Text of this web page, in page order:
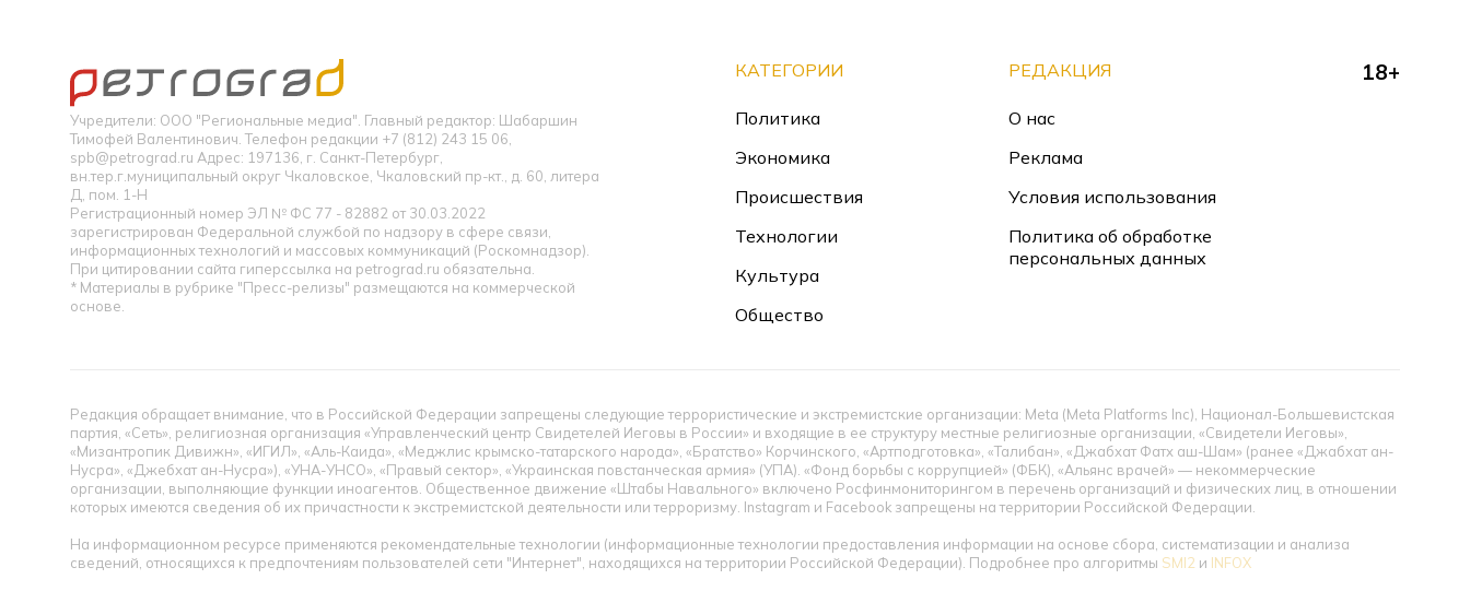
Учредители: ООО "Региональные медиа". Главный редактор: Шабаршин
Тимофей Валентинович. Телефон редакции +7 (812) 243 15 06,
spb@petrograd.ru Адрес: 197136, г. Санкт-Петербург,
вн.тер.г.муниципальный округ Чкаловское, Чкаловский пр-кт., д. 60, литера
Д, пом. 1-Н
Регистрационный номер ЭЛ № ФС 77 - 82882 от 30.03.2022
зарегистрирован Федеральной службой по надзору в сфере связи,
информационных технологий и массовых коммуникаций (Роскомнадзор).
При цитировании сайта гиперссылка на petrograd.ru обязательна.
* Материалы в рубрике "Пресс-релизы" размещаются на коммерческой
основе.
КАТЕГОРИИ
Политика
Экономика
Происшествия
Технологии
Культура
Общество
РЕДАКЦИЯ
О нас
Реклама
Условия использования
Политика об обработке
персональных данных
18+
Редакция обращает внимание, что в Российской Федерации запрещены следующие террористические и экстремистские организации: Meta (Meta Platforms Inc), Национал-Большевистская
партия, «Сеть», религиозная организация «Управленческий центр Свидетелей Иеговы в России» и входящие в ее структуру местные религиозные организации, «Свидетели Иеговы»,
«Мизантропик Дивижн», «ИГИЛ», «Аль-Каида», «Меджлис крымско-татарского народа», «Братство» Корчинского, «Артподготовка», «Талибан», «Джабхат Фатх аш-Шам» (ранее «Джабхат ан-
Нусра», «Джебхат ан-Нусра»), «УНА-УНСО», «Правый сектор», «Украинская повстанческая армия» (УПА). «Фонд борьбы с коррупцией» (ФБК), «Альянс врачей» — некоммерческие
организации, выполняющие функции иноагентов. Общественное движение «Штабы Навального» включено Росфинмониторингом в перечень организаций и физических лиц, в отношении
которых имеются сведения об их причастности к экстремистской деятельности или терроризму. Instagram и Facebook запрещены на территории Российской Федерации.
На информационном ресурсе применяются рекомендательные технологии (информационные технологии предоставления информации на основе сбора, систематизации и анализа
сведений, относящихся к предпочтениям пользователей сети "Интернет", находящихся на территории Российской Федерации). Подробнее про алгоритмы SMI2 и INFOX